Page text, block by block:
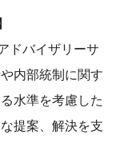
ドバイザリーサ
内部統制に関す
水準を考慮した
提案、解決を支